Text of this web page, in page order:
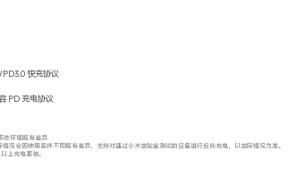
依环境略有差异
况会因使用条件不同略有差异，支持对通过小米实验室测试的设备进行反向充电，以实际情况为准。
上充电套装。
快充协议
PD 充电协议